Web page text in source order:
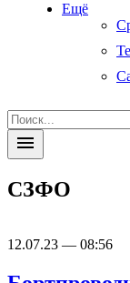
Ещё
menu
СЗФО
12.07.23 — 08:56